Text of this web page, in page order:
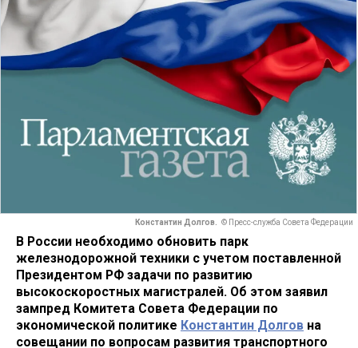
Константин Долгов. © Пресс-служба Совета Федерации
В России необходимо обновить парк
железнодорожной техники с учетом поставленной
Президентом РФ задачи по развитию
высокоскоростных магистралей. Об этом заявил
зампред Комитета Совета Федерации по
экономической политике Константин Долгов на
совещании по вопросам развития транспортного